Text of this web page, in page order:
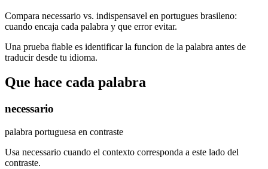
Compara necessario vs. indispensavel en portugues brasileno:
cuando encaja cada palabra y que error evitar.
Una prueba fiable es identificar la funcion de la palabra antes de
traducir desde tu idioma.
Que hace cada palabra
necessario
palabra portuguesa en contraste
Usa necessario cuando el contexto corresponda a este lado del
contraste.